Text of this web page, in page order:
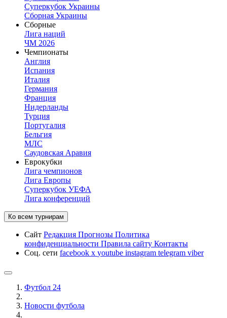
Суперкубок Украины
Сборная Украины
Сборные
Лига наций
ЧМ 2026
Чемпионаты
Англия
Испания
Италия
Германия
Франция
Нидерланды
Турция
Португалия
Бельгия
МЛС
Саудовская Аравия
Еврокубки
Лига чемпионов
Лига Европы
Суперкубок УЕФА
Лига конференций
Ко всем турнирам
Сайт Редакция Прогнозы Политика
конфиденциальности Правила сайту Контакты
Соц. сети facebook x youtube instagram telegram viber
Футбол 24
Новости футбола